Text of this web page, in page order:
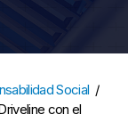
Social /
con el